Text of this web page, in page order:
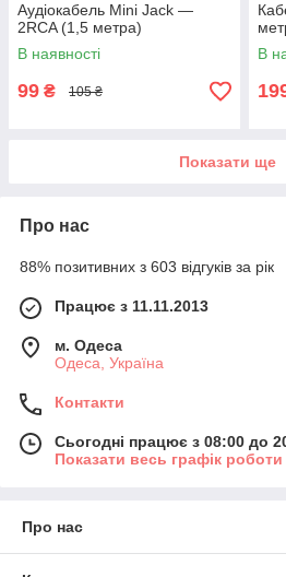
Аудіокабель Mini Jack —
2RCA (1,5 метра)
В наявності
99 ₴ 105 ₴
В
Показати ще
Про нас
88% позитивних з 603 відгуків за рік
Працює з 11.11.2013
м. Одеса
Одеса, Україна
Контакти
Сьогодні працює з 08:00 до
Показати весь графік роботи
Про нас